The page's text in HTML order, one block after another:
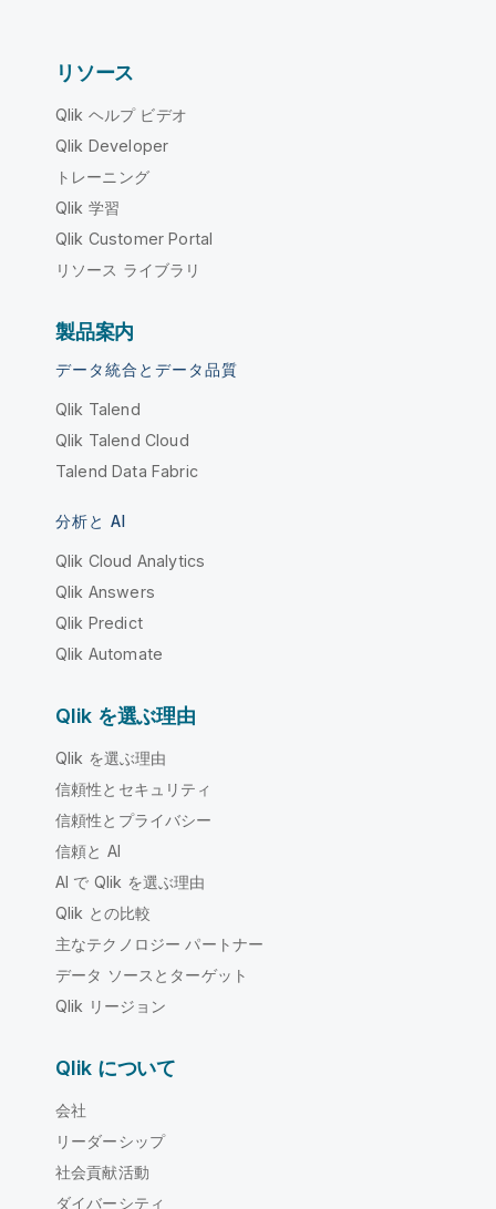
リソース
Qlik ヘルプ ビデオ
Qlik Developer
トレーニング
Qlik 学習
Qlik Customer Portal
リソース ライブラリ
製品案内
データ統合とデータ品質
Qlik Talend
Qlik Talend Cloud
Talend Data Fabric
分析と AI
Qlik Cloud Analytics
Qlik Answers
Qlik Predict
Qlik Automate
Qlik を選ぶ理由
Qlik を選ぶ理由
信頼性とセキュリティ
信頼性とプライバシー
信頼と AI
AI で Qlik を選ぶ理由
Qlik との比較
主なテクノロジー パートナー
データ ソースとターゲット
Qlik リージョン
Qlik について
会社
リーダーシップ
社会貢献活動
ダイバーシティ